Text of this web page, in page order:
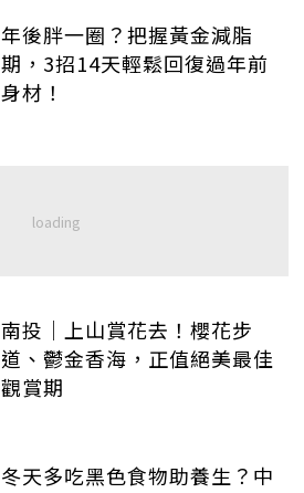
年後胖一圈？把握黃金減脂
期，3招14天輕鬆回復過年前
身材！
南投│上山賞花去！櫻花步
道、鬱金香海，正值絕美最佳
觀賞期
冬天多吃黑色食物助養生？中